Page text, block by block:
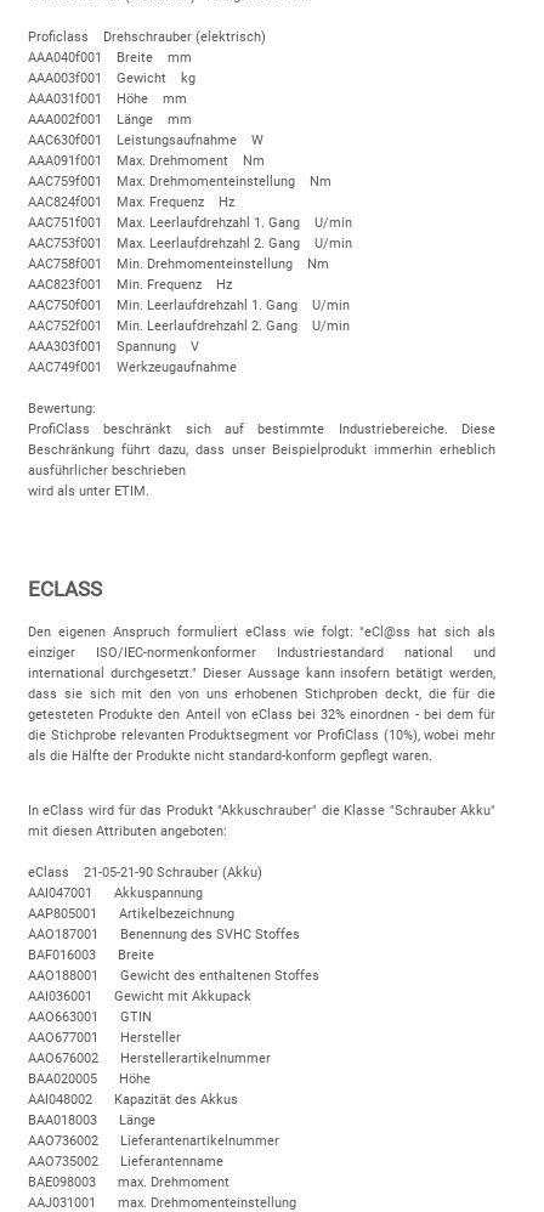
Proficlass Drehschrauber (elektrisch)
AAA040f001 Breite mm
AAA003f001 Gewicht kg
AAA031f001 Höhe mm
AAA002f001 Länge mm
AAC630f001 Leistungsaufnahme W
AAA091f001 Max. Drehmoment Nm
AAC759f001 Max. Drehmomenteinstellung Nm
AAC824f001 Max. Frequenz Hz
AAC751f001 Max. Leerlaufdrehzahl 1. Gang U/min
AAC753f001 Max. Leerlaufdrehzahl 2. Gang U/min
AAC758f001 Min. Drehmomenteinstellung Nm
AAC823f001 Min. Frequenz Hz
AAC750f001 Min. Leerlaufdrehzahl 1. Gang U/min
AAC752f001 Min. Leerlaufdrehzahl 2. Gang U/min
AAA303f001 Spannung V
AAC749f001 Werkzeugaufnahme
Bewertung:
ProfiClass beschränkt sich auf bestimmte Industriebereiche. Diese
Beschränkung führt dazu, dass unser Beispielprodukt immerhin erheblich
ausführlicher beschrieben
wird als unter ETIM.
ECLASS
Den eigenen Anspruch formuliert eClass wie folgt: "eCl@ss hat sich als
einziger ISO/IEC-normenkonformer Industriestandard national und
international durchgesetzt." Dieser Aussage kann insofern betätigt werden,
dass sie sich mit den von uns erhobenen Stichproben deckt, die für die
getesteten Produkte den Anteil von eClass bei 32% einordnen - bei dem für
die Stichprobe relevanten Produktsegment vor ProfiClass (10%), wobei mehr
als die Hälfte der Produkte nicht standard-konform gepflegt waren.
In eClass wird für das Produkt "Akkuschrauber" die Klasse "Schrauber Akku"
mit diesen Attributen angeboten:
eClass 21-05-21-90 Schrauber (Akku)
AAI047001 Akkuspannung
AAP805001 Artikelbezeichnung
AAO187001 Benennung des SVHC Stoffes
BAF016003 Breite
AAO188001 Gewicht des enthaltenen Stoffes
AAI036001 Gewicht mit Akkupack
AAO663001 GTIN
AAO677001 Hersteller
AAO676002 Herstellerartikelnummer
BAA020005 Höhe
AAI048002 Kapazität des Akkus
BAA018003 Länge
AAO736002 Lieferantenartikelnummer
AAO735002 Lieferantenname
BAE098003 max. Drehmoment
AAJ031001 max. Drehmomenteinstellung